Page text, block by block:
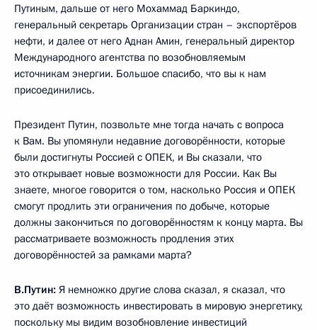
Путиным, дальше от него Мохаммад Баркиндо,
генеральный секретарь Организации стран – экспортёров
нефти, и далее от него Аднан Амин, генеральный директор
Международного агентства по возобновляемым
источникам энергии. Большое спасибо, что вы к нам
присоединились.
Президент Путин, позвольте мне тогда начать с вопроса
к Вам. Вы упомянули недавние договорённости, которые
были достигнуты Россией с ОПЕК, и Вы сказали, что
это открывает новые возможности для России. Как Вы
знаете, многое говорится о том, насколько Россия и ОПЕК
смогут продлить эти ограничения по добыче, которые
должны закончиться по договорённостям к концу марта. Вы
рассматриваете возможность продления этих
договорённостей за рамками марта?
В.Путин: Я немножко другие слова сказал, я сказал, что
это даёт возможность инвестировать в мировую энергетику,
поскольку мы видим возобновление инвестиций